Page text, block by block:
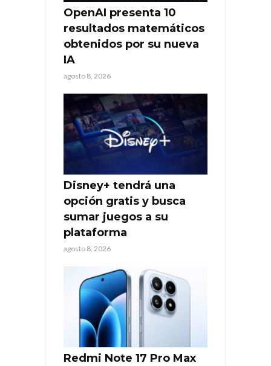
OpenAI presenta 10
resultados matemáticos
obtenidos por su nueva
IA
agosto 8, 2026
Disney+ tendrá una
opción gratis y busca
sumar juegos a su
plataforma
agosto 8, 2026
Redmi Note 17 Pro Max